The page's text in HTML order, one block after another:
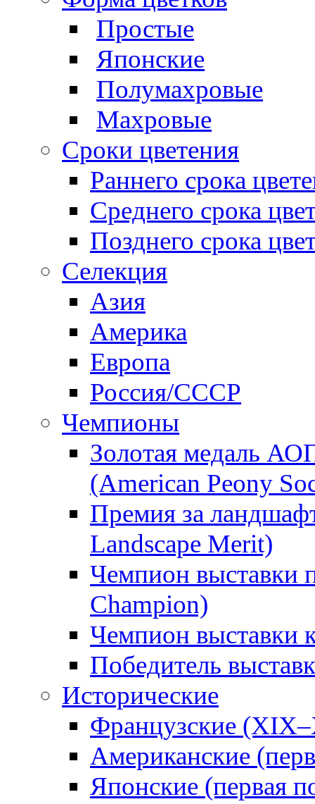
Простые
Японские
Полумахровые
Махровые
Сроки цветения
Раннего срока
Среднего срока
Позднего срока
Селекция
Азия
Америка
Европа
Россия/СССР
Чемпионы
Золотая медаль
(American Peony
Премия за
Landscape Merit)
Чемпион выставки
Champion)
Чемпион выставки
Победитель
Исторические
Французские
Американские
Японские (первая